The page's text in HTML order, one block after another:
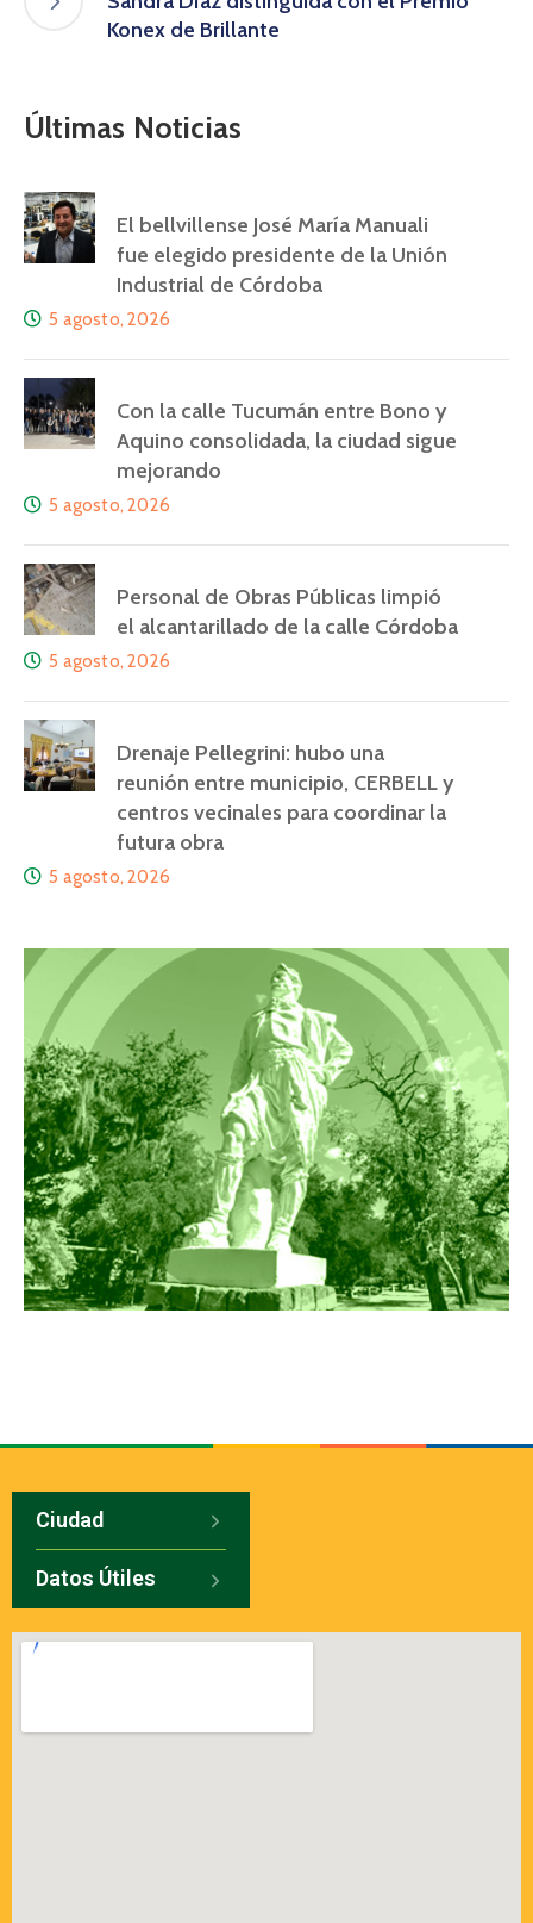
Konex de Brillante
Últimas Noticias
El bellvillense José María Manuali
fue elegido presidente de la Unión
Industrial de Córdoba
5 agosto, 2026
Con la calle Tucumán entre Bono y
Aquino consolidada, la ciudad sigue
mejorando
5 agosto, 2026
Personal de Obras Públicas limpió
el alcantarillado de la calle Córdoba
5 agosto, 2026
Drenaje Pellegrini: hubo una
reunión entre municipio, CERBELL y
centros vecinales para coordinar la
futura obra
5 agosto, 2026
Ciudad
Datos Útiles